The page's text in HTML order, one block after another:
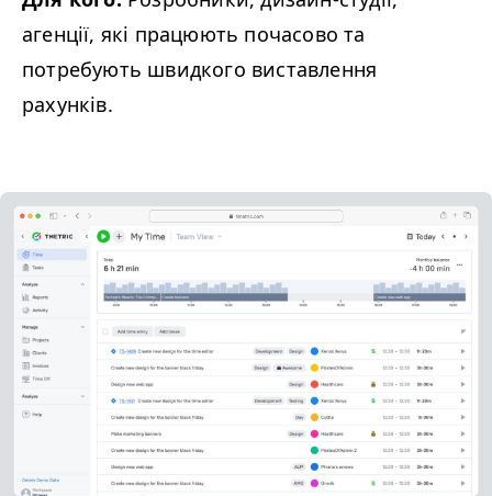
агенції, які працюють почасово та
потребують швидкого виставлення
рахунків.